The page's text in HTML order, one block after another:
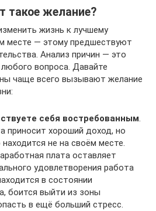
такое желание?
жизнь к лучшему
месте — этому предшествуют
Анализ причин — это
вопроса. Давайте
чаще всего вызывают желание
себя востребованным.
приносит хороший доход, но
не на своём месте.
плата оставляет
удовлетворения работа
в состоянии
боится выйти из зоны
в ещё больший стресс.